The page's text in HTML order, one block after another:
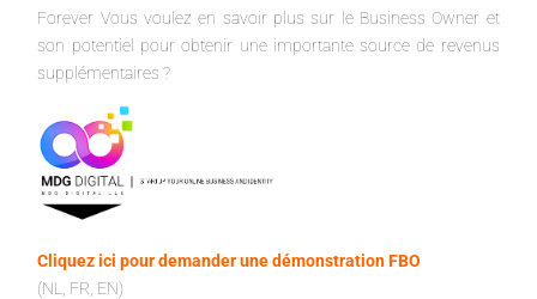
Forever Vous voulez en savoir plus sur le Business Owner et
son potentiel pour obtenir une importante source de revenus
supplémentaires ?
Cliquez ici pour demander une démonstration FBO
(NL, FR, EN)